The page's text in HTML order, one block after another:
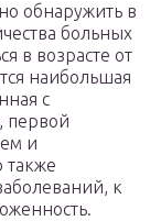
обнаружить в
больных
в возрасте от
наибольшая
с
первой
и
также
к